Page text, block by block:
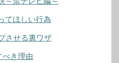
てほしい行為
させる裏ワザ
べき理由